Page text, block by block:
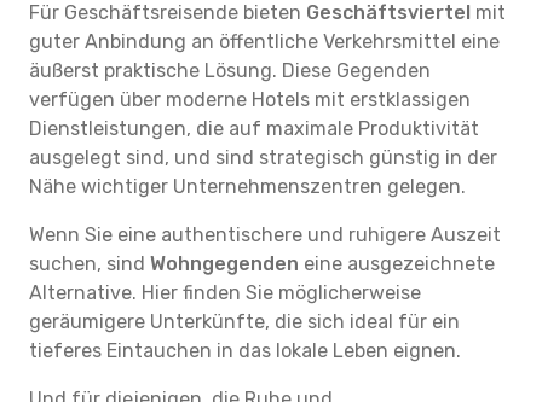
Für Geschäftsreisende bieten Geschäftsviertel mit
guter Anbindung an öffentliche Verkehrsmittel eine
äußerst praktische Lösung. Diese Gegenden
verfügen über moderne Hotels mit erstklassigen
Dienstleistungen, die auf maximale Produktivität
ausgelegt sind, und sind strategisch günstig in der
Nähe wichtiger Unternehmenszentren gelegen.
Wenn Sie eine authentischere und ruhigere Auszeit
suchen, sind Wohngegenden eine ausgezeichnete
Alternative. Hier finden Sie möglicherweise
geräumigere Unterkünfte, die sich ideal für ein
tieferes Eintauchen in das lokale Leben eignen.